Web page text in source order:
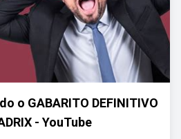
o GABARITO DEFINITIVO
- YouTube